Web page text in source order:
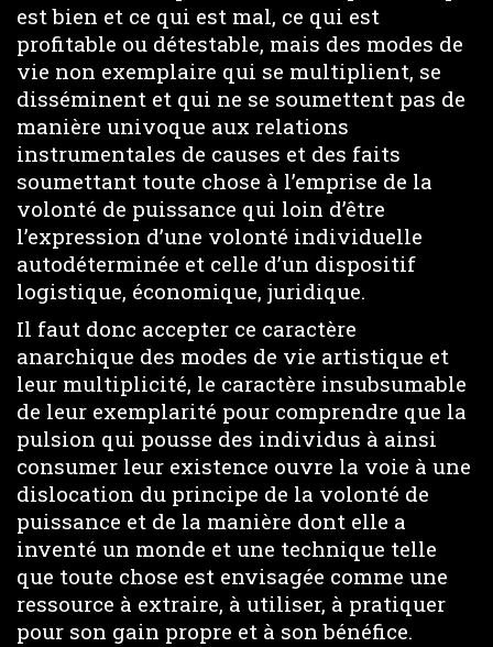
est bien et ce qui est mal, ce qui est
profitable ou détestable, mais des modes de
vie non exemplaire qui se multiplient, se
disséminent et qui ne se soumettent pas de
manière univoque aux relations
instrumentales de causes et des faits
soumettant toute chose à l’emprise de la
volonté de puissance qui loin d’être
l’expression d’une volonté individuelle
autodéterminée et celle d’un dispositif
logistique, économique, juridique.
Il faut donc accepter ce caractère
anarchique des modes de vie artistique et
leur multiplicité, le caractère insubsumable
de leur exemplarité pour comprendre que la
pulsion qui pousse des individus à ainsi
consumer leur existence ouvre la voie à une
dislocation du principe de la volonté de
puissance et de la manière dont elle a
inventé un monde et une technique telle
que toute chose est envisagée comme une
ressource à extraire, à utiliser, à pratiquer
pour son gain propre et à son bénéfice.